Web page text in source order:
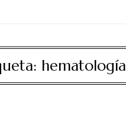
hematología